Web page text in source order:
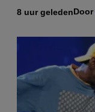
8 uur geledenDoor